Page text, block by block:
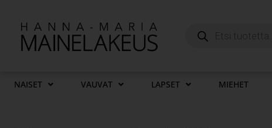
NAISET VAUVAT LAPSET MIEHET